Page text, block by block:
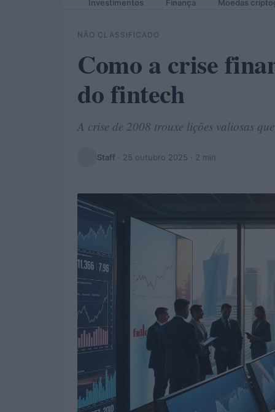
Investimentos Finança Moedas
NÃO CLASSIFICADO
Como a crise
do fintech
A crise de 2008 trouxe lições valiosas
Staff · 25 outubro 2025 · 2 min